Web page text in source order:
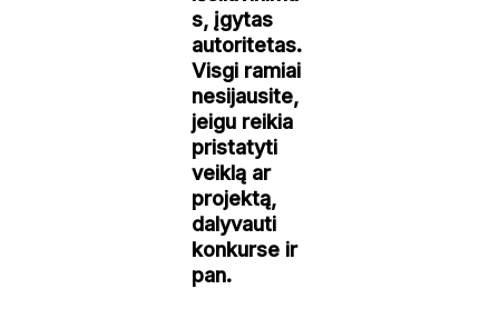
s, įgytas
autoritetas.
Visgi ramiai
nesijausite,
jeigu reikia
pristatyti
veiklą ar
projektą,
dalyvauti
konkurse ir
pan.